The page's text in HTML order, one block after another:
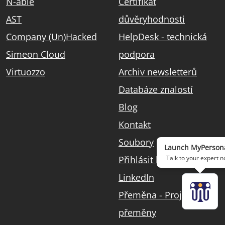
AST
Company (Un)Hacked
Simeon Cloud
Virtuozzo
důvěryhodnosti
HelpDesk - technická
podpora
Archiv newsletterů
Databáze znalostí
Blog
Kontakt
Soubory
Přihlásit k odběru
LinkedIn
Přeměna - Projekt
přeměny
Launch
Talk to your expert